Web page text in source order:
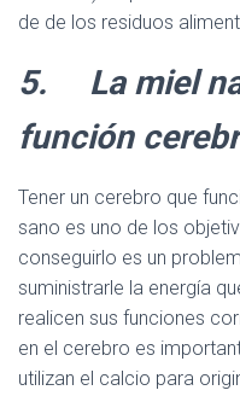
de de los residuos
5. La miel
función
Tener un cerebro que
sano es uno de los
conseguirlo es un
suministrarle la energía
realicen sus funciones
en el cerebro es
utilizan el calcio para